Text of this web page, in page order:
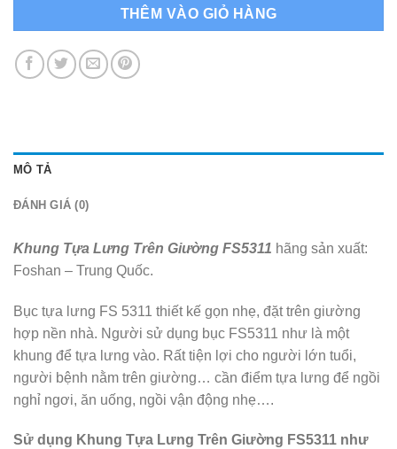
THÊM VÀO GIỎ HÀNG
MÔ TẢ
ĐÁNH GIÁ (0)
Khung Tựa Lưng Trên Giường FS5311 hãng sản xuất:
Foshan – Trung Quốc.
Bục tựa lưng FS 5311 thiết kế gọn nhẹ, đặt trên giường
hợp nền nhà. Người sử dụng bục FS5311 như là một
khung để tựa lưng vào. Rất tiện lợi cho người lớn tuổi,
người bệnh nằm trên giường… cần điểm tựa lưng để ngồi
nghỉ ngơi, ăn uống, ngồi vận động nhẹ….
Sử dụng Khung Tựa Lưng Trên Giường FS5311 như